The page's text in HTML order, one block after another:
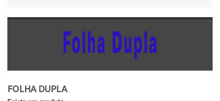
FOLHA DUPLA